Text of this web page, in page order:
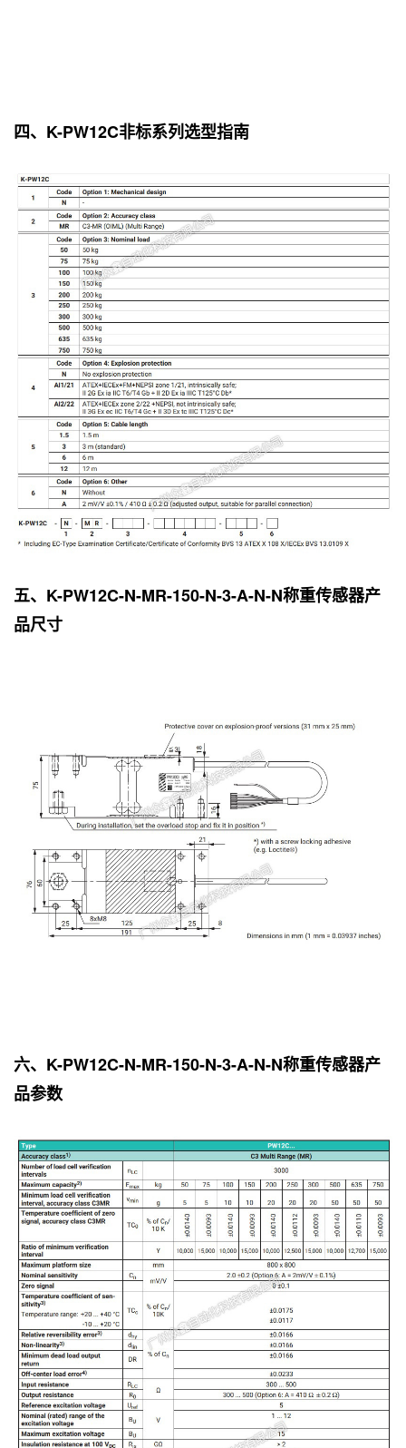
四、K-PW12C非标系列选型指南
五、K-PW12C-N-MR-150-N-3-A-N-N称重传感器产
品尺寸
六、K-PW12C-N-MR-150-N-3-A-N-N称重传感器产
品参数